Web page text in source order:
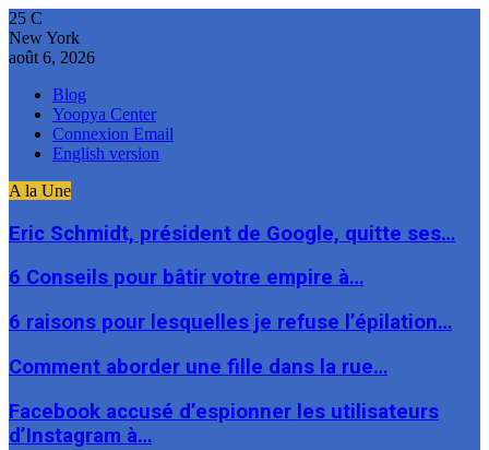
25 C
New York
août 6, 2026
Blog
Yoopya Center
Connexion Email
English version
A la Une
Eric Schmidt, président de Google, quitte ses…
6 Conseils pour bâtir votre empire à…
6 raisons pour lesquelles je refuse l’épilation…
Comment aborder une fille dans la rue…
Facebook accusé d’espionner les utilisateurs
d’Instagram à…